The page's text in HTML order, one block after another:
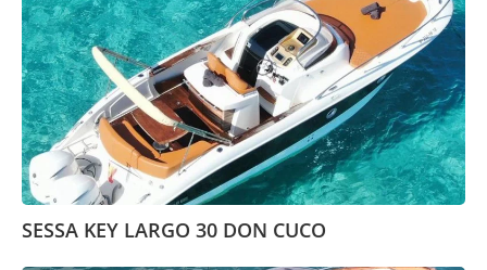
SESSA KEY LARGO 30 DON CUCO